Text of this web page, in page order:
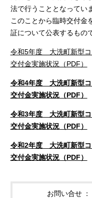
法で行うこととなってい
このことから臨時交付金
証について公表するもの
令和5年度 大洗町新型コ
交付金実施状況（PDF）
令和4年度 大洗町新型コ
交付金実施状況（PDF）
令和3年度 大洗町新型コ
交付金実施状況（PDF）
令和2年度 大洗町新型コ
交付金実施状況（PDF）
お問い合せ